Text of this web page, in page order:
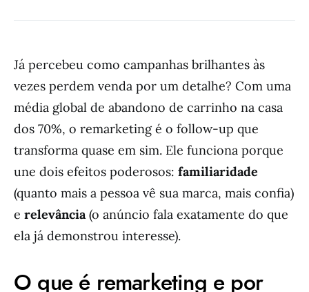
Já percebeu como campanhas brilhantes às
vezes perdem venda por um detalhe? Com uma
média global de abandono de carrinho na casa
dos 70%, o remarketing é o follow-up que
transforma quase em sim. Ele funciona porque
une dois efeitos poderosos: familiaridade
(quanto mais a pessoa vê sua marca, mais confia)
e relevância(o anúncio fala exatamente do que
ela já demonstrou interesse).
O que é remarketing e por